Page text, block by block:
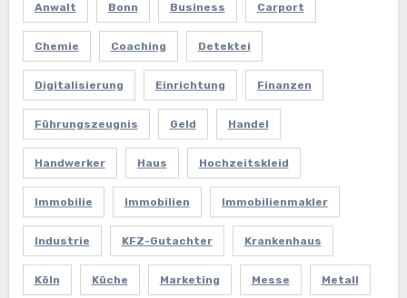
Anwalt Bonn Business Carport
Chemie Coaching Detektei
Digitalisierung Einrichtung Finanzen
Führungszeugnis Geld Handel
Handwerker Haus Hochzeitskleid
Immobilie Immobilien Immobilienmakler
Industrie KFZ-Gutachter Krankenhaus
Köln Küche Marketing Messe Metall